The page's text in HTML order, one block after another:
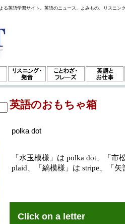
る英語学習サイト。英語のニュース、よみもの、リスニン
英語のおもちゃ箱
polka dot
「水玉模様」は polka dot、「市
plaid、「縞模様」は stripe、「矢
Click on a letter